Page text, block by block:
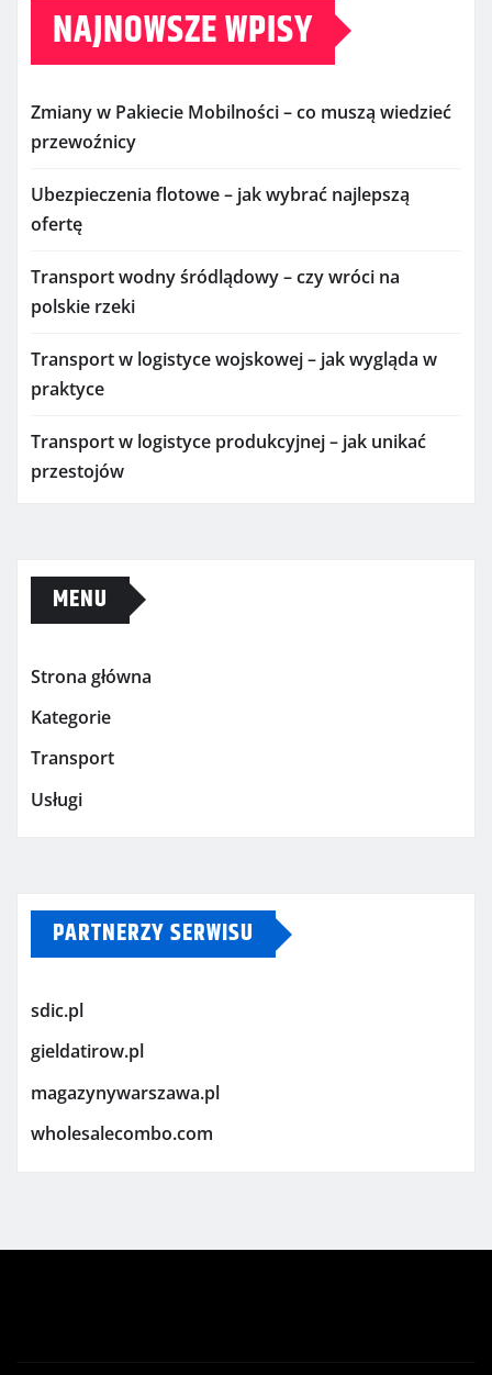
NAJNOWSZE WPISY
Zmiany w Pakiecie Mobilności – co muszą wiedzieć
przewoźnicy
Ubezpieczenia flotowe – jak wybrać najlepszą
ofertę
Transport wodny śródlądowy – czy wróci na
polskie rzeki
Transport w logistyce wojskowej – jak wygląda w
praktyce
Transport w logistyce produkcyjnej – jak unikać
przestojów
MENU
Strona główna
Kategorie
Transport
Usługi
PARTNERZY SERWISU
sdic.pl
gieldatirow.pl
magazynywarszawa.pl
wholesalecombo.com